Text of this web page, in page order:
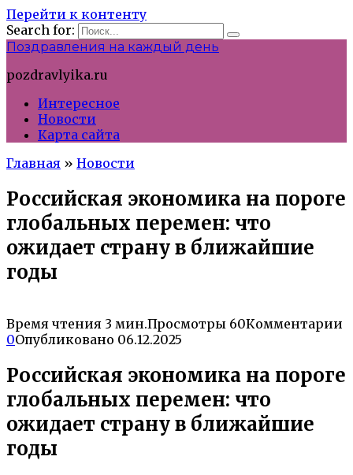
Перейти к контенту
Search for:
Поздравления на каждый день
pozdravlyika.ru
Интересное
Новости
Карта сайта
Главная » Новости
Российская экономика на пороге
глобальных перемен: что
ожидает страну в ближайшие
годы
Время чтения 3 мин.Просмотры 60Комментарии
0Опубликовано 06.12.2025
Российская экономика на пороге
глобальных перемен: что
ожидает страну в ближайшие
годы